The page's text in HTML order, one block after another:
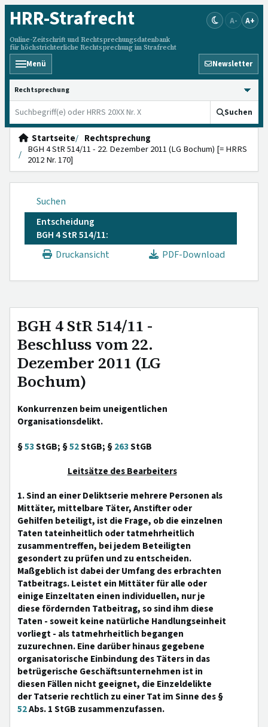
HRR-Strafrecht
Online-Zeitschrift und Rechtsprechungsdatenbank
für höchstrichterliche Rechtsprechung im Strafrecht
A- A+
Menü Newsletter
HRRS durchsuchen
Suchen
Startseite
Rechtsprechung
BGH 4 StR 514/11 - 22. Dezember 2011 (LG Bochum) [= HRRS
2012 Nr. 170]
Suchen
Entscheidung
BGH 4 StR 514/11:
Druckansicht
PDF-Download
BGH 4 StR 514/11 -
Beschluss vom 22.
Dezember 2011 (LG
Bochum)
Konkurrenzen beim uneigentlichen
Organisationsdelikt.
§53StGB; §52StGB; §263StGB
Leitsätze des Bearbeiters
1. Sind an einer Deliktserie mehrere Personen als
Mittäter, mittelbare Täter, Anstifter oder
Gehilfen beteiligt, ist die Frage, ob die einzelnen
Taten tateinheitlich oder tatmehrheitlich
zusammentreffen, bei jedem Beteiligten
gesondert zu prüfen und zu entscheiden.
Maßgeblich ist dabei der Umfang des erbrachten
Tatbeitrags. Leistet ein Mittäter für alle oder
einige Einzeltaten einen individuellen, nur je
diese fördernden Tatbeitrag, so sind ihm diese
Taten - soweit keine natürliche Handlungseinheit
vorliegt - als tatmehrheitlich begangen
zuzurechnen. Eine darüber hinaus gegebene
organisatorische Einbindung des Täters in das
betrügerische Geschäftsunternehmen ist in
diesen Fällen nicht geeignet, die Einzeldelikte
der Tatserie rechtlich zu einer Tat im Sinne des §
52Abs. 1 StGB zusammenzufassen.